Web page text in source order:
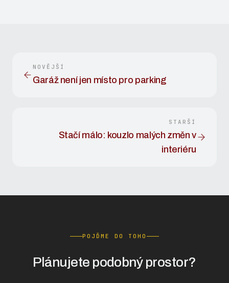
NOVĚJŠÍ
Garáž není jen místo pro parking
STARŠÍ
Stačí málo: kouzlo malých změn v
interiéru
POJĎME DO TOHO
Plánujete podobný prostor?